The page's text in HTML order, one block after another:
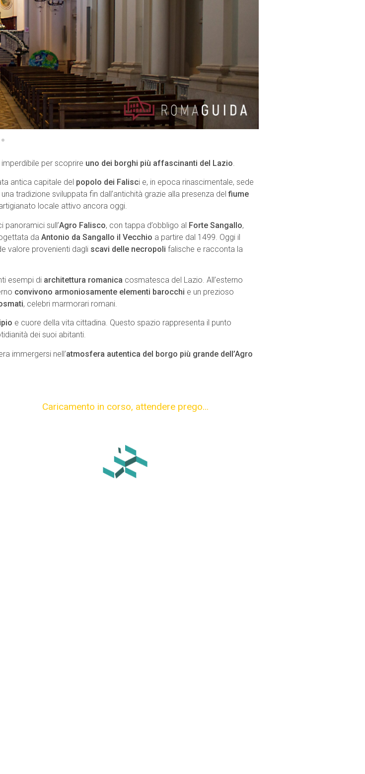
imperdibile per scoprire uno dei borghi più affascinanti del Lazio.
antica capitale del popolo dei Falisci e, in epoca rinascimentale, sede
una tradizione sviluppata fin dall’antichità grazie alla presenza del fiume
locale attivo ancora oggi.
panoramici sull’Agro Falisco, con tappa d’obbligo al Forte Sangallo,
da Antonio da Sangallo il Vecchio a partire dal 1499. Oggi il
valore provenienti dagli scavi delle necropoli falische e racconta la
esempi di architettura romanica cosmatesca del Lazio. All’esterno
convivono armoniosamente elementi barocchi e un prezioso
, celebri marmorari romani.
e cuore della vita cittadina. Questo spazio rappresenta il punto
dei suoi abitanti.
immergersi nell’atmosfera autentica del borgo più grande dell’Agro
Caricamento in corso, attendere prego...